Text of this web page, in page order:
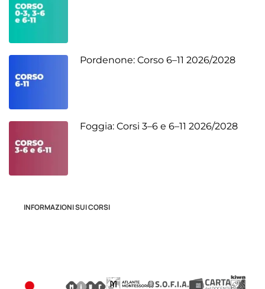
Pordenone: Corso 6–11 2026/2028
Foggia: Corsi 3–6 e 6–11 2026/2028
INFORMAZIONI SUI CORSI